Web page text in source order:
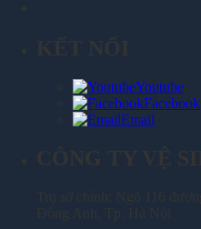
Youtube
Facebook
Email